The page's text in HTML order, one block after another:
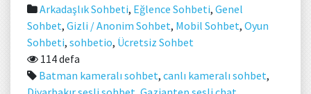
Arkadaşlık Sohbeti, Eğlence Sohbeti, Genel
Sohbet, Gizli / Anonim Sohbet, Mobil Sohbet, Oyun
Sohbeti, sohbetio, Ücretsiz Sohbet
114 defa
Batman kameralı sohbet, canlı kameralı sohbet,